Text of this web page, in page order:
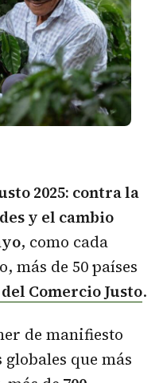
2025: contra la
y el cambio
, como cada
más de 50 países
Comercio Justo.
de manifiesto
que más